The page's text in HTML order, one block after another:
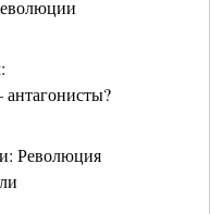
Революция